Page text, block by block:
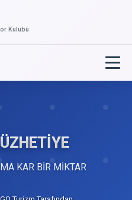
Kulübü
KAR BİR MİKTAR